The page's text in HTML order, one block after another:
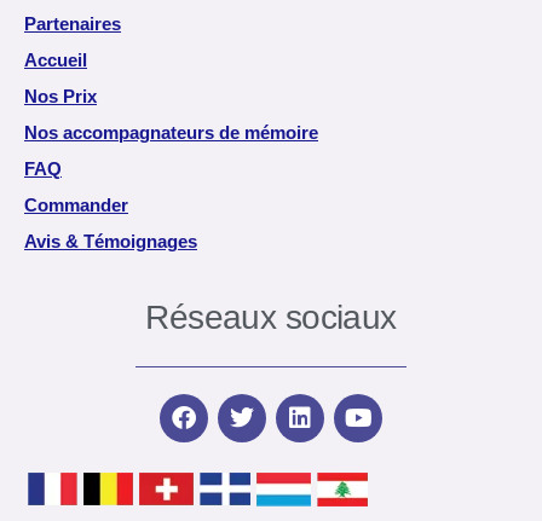
Partenaires
Accueil
Nos Prix
Nos accompagnateurs de mémoire
FAQ
Commander
Avis & Témoignages
Réseaux sociaux
F
a
e
b
T
w
t
t
L
i
k
e
Y
o
t
u